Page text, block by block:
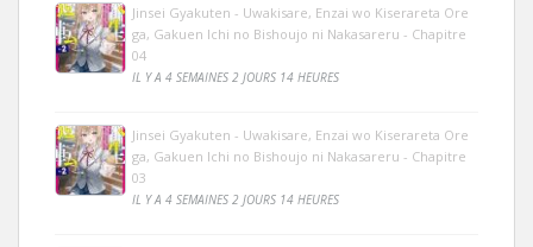
Jinsei Gyakuten - Uwakisare, Enzai wo Kiserareta Ore
ga, Gakuen Ichi no Bishoujo ni Nakasareru - Chapitre
04
IL Y A 4 SEMAINES 2 JOURS 14 HEURES
Jinsei Gyakuten - Uwakisare, Enzai wo Kiserareta Ore
ga, Gakuen Ichi no Bishoujo ni Nakasareru - Chapitre
03
IL Y A 4 SEMAINES 2 JOURS 14 HEURES